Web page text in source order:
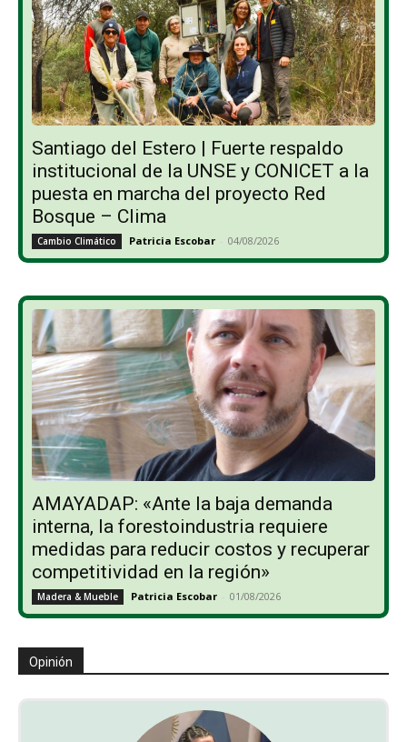
Santiago del Estero | Fuerte respaldo
institucional de la UNSE y CONICET a la
puesta en marcha del proyecto Red
Bosque – Clima
Cambio Climático Patricia Escobar - 04/08/2026
AMAYADAP: «Ante la baja demanda
interna, la forestoindustria requiere
medidas para reducir costos y recuperar
competitividad en la región»
Madera & Mueble Patricia Escobar - 01/08/2026
Opinión